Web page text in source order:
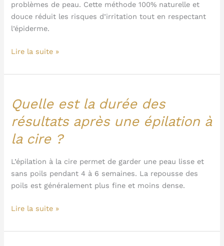
problèmes de peau. Cette méthode 100% naturelle et
douce réduit les risques d’irritation tout en respectant
l’épiderme.
tous
les
types
peau
Lire la suite »
Quelle est la durée des
résultats après une épilation à
la cire ?
L’épilation à la cire permet de garder une peau lisse et
sans poils pendant 4 à 6 semaines. La repousse des
poils est généralement plus fine et moins dense.
Quelle
est
la
durée
résultats
après
une
à
cire
Lire la suite »